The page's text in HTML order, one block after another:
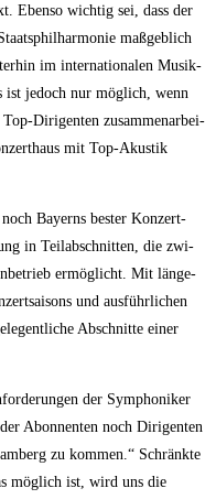
Eben­so wich­tig sei, dass der
maß­geb­lich
im inter­na­tio­na­len Musik­
ist jedoch nur mög­lich, wenn
Diri­gen­ten zusam­men­ar­bei­
mit Top-Akus­tik
Bay­erns bes­ter Kon­zert­
in Teil­ab­schnit­ten, die zwi­
ermög­licht. Mit län­ge­
und aus­führ­li­chen
Abschnit­te einer
der Sym­pho­ni­ker
Abon­nen­ten noch Diri­gen­ten
zu kom­men.“ Schränk­te
mög­lich ist, wird uns die